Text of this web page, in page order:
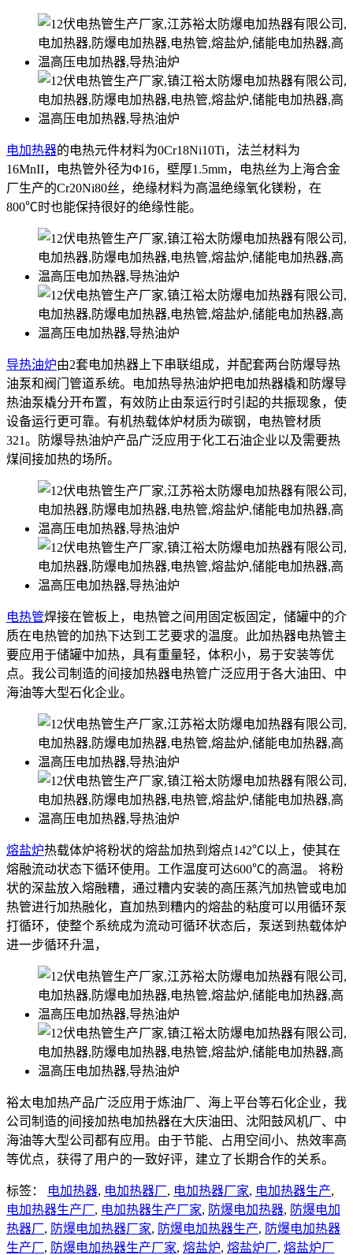
电加热器的电热元件材料为0Cr18Ni10Ti，法兰材料为
16MnII，电热管外径为Φ16，壁厚1.5mm，电热丝为上海合金
厂生产的Cr20Ni80丝，绝缘材料为高温绝缘氧化镁粉，在
800℃时也能保持很好的绝缘性能。
导热油炉由2套电加热器上下串联组成，并配套两台防爆导热
油泵和阀门管道系统。电加热导热油炉把电加热器橇和防爆导
热油泵橇分开布置，有效防止由泵运行时引起的共振现象，使
设备运行更可靠。有机热载体炉材质为碳钢，电热管材质
321。防爆导热油炉产品广泛应用于化工石油企业以及需要热
煤间接加热的场所。
电热管焊接在管板上，电热管之间用固定板固定，储罐中的介
质在电热管的加热下达到工艺要求的温度。此加热器电热管主
要应用于储罐中加热，具有重量轻，体积小，易于安装等优
点。我公司制造的间接加热器电热管广泛应用于各大油田、中
海油等大型石化企业。
熔盐炉热载体炉将粉状的熔盐加热到熔点142℃以上，使其在
熔融流动状态下循环使用。工作温度可达600℃的高温。 将粉
状的深盐放入熔融糟，通过糟内安装的高压蒸汽加热管或电加
热管进行加热融化，直加热到糟内的熔盐的粘度可以用循环泵
打循环，使整个系统成为流动可循环状态后，泵送到热载体炉
进一步循环升温，
裕太电加热产品广泛应用于炼油厂、海上平台等石化企业，我
公司制造的间接加热电加热器在大庆油田、沈阳鼓风机厂、中
海油等大型公司都有应用。由于节能、占用空间小、热效率高
等优点，获得了用户的一致好评，建立了长期合作的关系。
标签： 电加热器, 电加热器厂, 电加热器厂家, 电加热器生产,
电加热器生产厂, 电加热器生产厂家, 防爆电加热器, 防爆电加
热器厂, 防爆电加热器厂家, 防爆电加热器生产, 防爆电加热器
生产厂, 防爆电加热器生产厂家, 熔盐炉, 熔盐炉厂, 熔盐炉厂